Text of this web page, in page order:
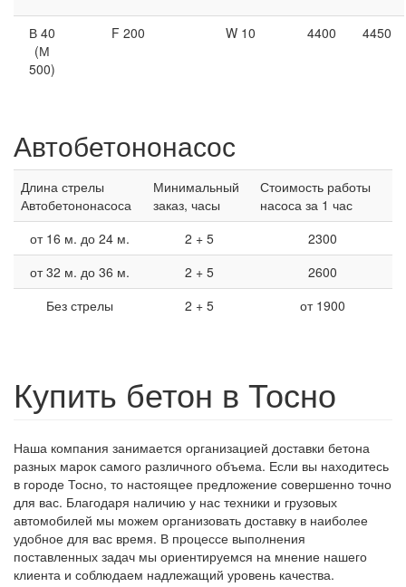
В 40
(М
500)
F 200 W 10 4400 4450
Автобетононасос
Длина стрелы
Автобетононасоса
Минимальный
заказ, часы
Стоимость работы
насоса за 1 час
от 16 м. до 24 м.
2 + 5
2300
от 32 м. до 36 м.
2 + 5
2600
Без стрелы
2 + 5 от 1900
Купить бетон в Тосно
Наша компания занимается организацией доставки бетона
разных марок самого различного объема. Если вы находитесь
в городе Тосно, то настоящее предложение совершенно точно
для вас. Благодаря наличию у нас техники и грузовых
автомобилей мы можем организовать доставку в наиболее
удобное для вас время. В процессе выполнения
поставленных задач мы ориентируемся на мнение нашего
клиента и соблюдаем надлежащий уровень качества.